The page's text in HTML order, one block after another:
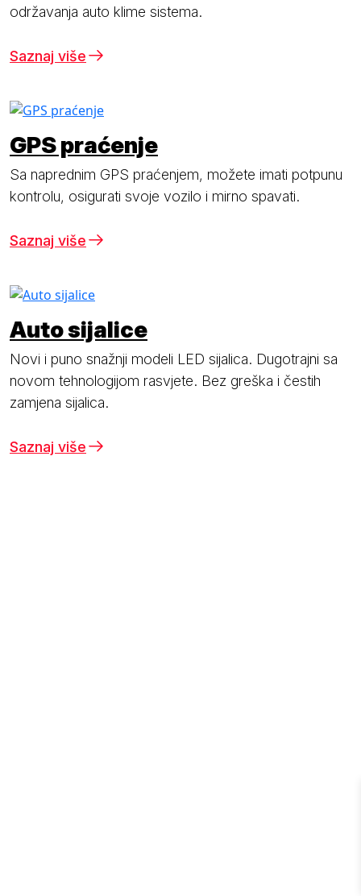
održavanja auto klime sistema.
Saznaj više
GPS praćenje
Sa naprednim GPS praćenjem, možete imati potpunu
kontrolu, osigurati svoje vozilo i mirno spavati.
Saznaj više
Auto sijalice
Novi i puno snažnji modeli LED sijalica. Dugotrajni sa
novom tehnologijom rasvjete. Bez greška i čestih
zamjena sijalica.
Saznaj više